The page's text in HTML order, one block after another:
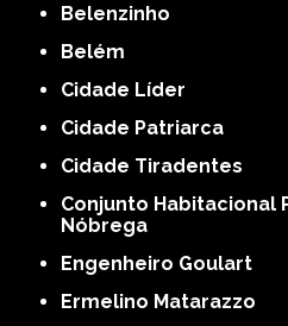
Belenzinho
Belém
Cidade Líder
Cidade Patriarca
Cidade Tiradentes
Conjunto Habitacional Padre Manoel da
Nóbrega
Engenheiro Goulart
Ermelino Matarazzo